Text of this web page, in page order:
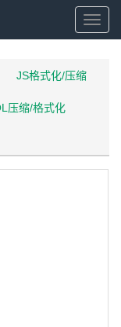
QQ
JS格式化/压缩
压缩/格式化